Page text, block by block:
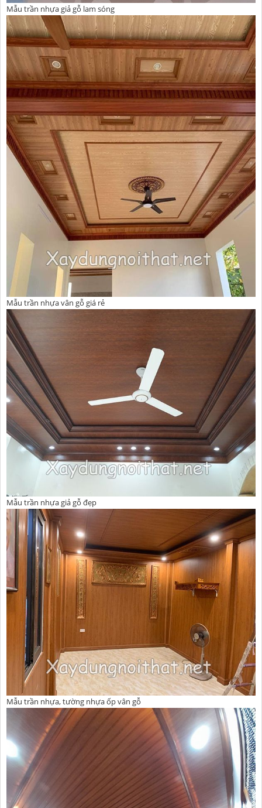
Mẫu trần nhựa giả gỗ lam sóng
Mẫu trần nhựa vân gỗ giá rẻ
Mẫu trần nhựa giả gỗ đẹp
Mẫu trần nhựa, tường nhựa ốp vân gỗ